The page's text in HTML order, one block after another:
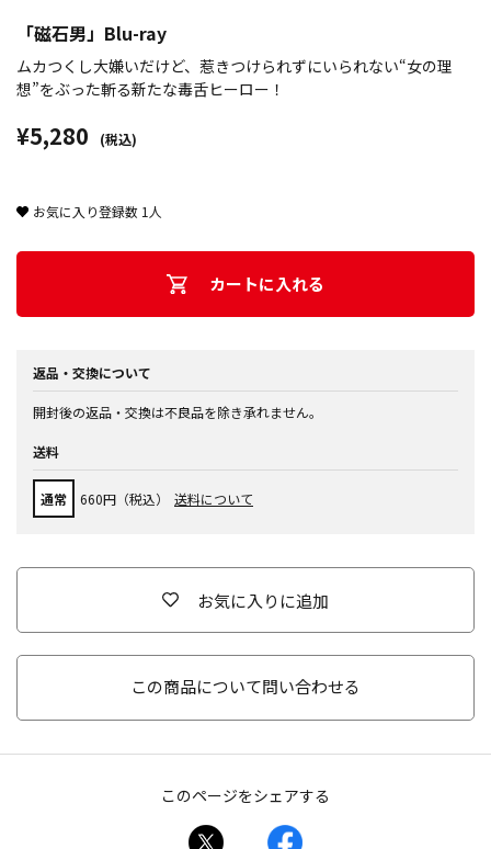
「磁石男」Blu-ray
ムカつくし大嫌いだけど、惹きつけられずにいられない“女の理
想”をぶった斬る新たな毒舌ヒーロー！
¥5,280 (税込)
お気に入り登録数 1 人
カートに入れる
返品・交換について
開封後の返品・交換は不良品を除き承れません。
送料
通常 660円（税込） 送料について
お気に入りに追加
この商品について問い合わせる
このページをシェアする